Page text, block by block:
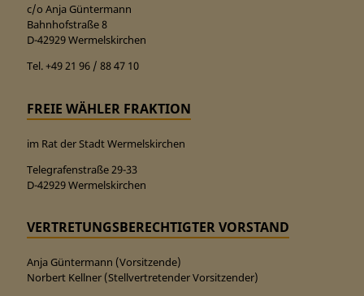
c/o Anja Güntermann
Bahnhofstraße 8
D-42929 Wermelskirchen
Tel. +49 21 96 / 88 47 10
FREIE WÄHLER FRAKTION
im Rat der Stadt Wermelskirchen
Telegrafenstraße 29-33
D-42929 Wermelskirchen
VERTRETUNGSBERECHTIGTER VORSTAND
Anja Güntermann (Vorsitzende)
Norbert Kellner (Stellvertretender Vorsitzender)